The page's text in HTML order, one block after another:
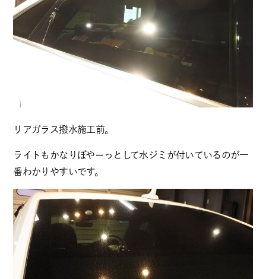
リアガラス撥水施工前。
ライトもかなりぼやーっとして水ジミが付いているのが一
番わかりやすいです。